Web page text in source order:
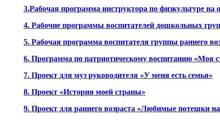
3.Рабочая программа инструктора по физкультуре
4. Рабочие программы воспитателей дошкольных
5. Рабочая программа воспитателя группы раннего
6. Программа по патриотическому воспитанию «Моя
7. Проект для муз руководителя «У меня есть семья»
8. Проект «История моей страны»
9. Проект для раннего возраста «Любимые потешки